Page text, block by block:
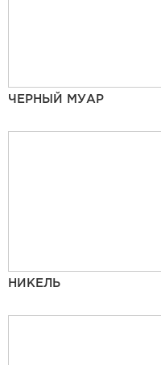
ЧЕРНЫЙ МУАР
НИКЕЛЬ